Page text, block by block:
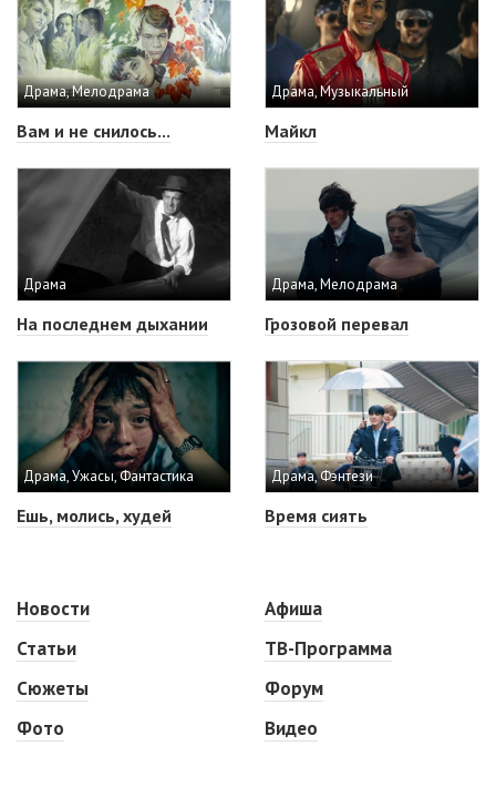
Драма, Мелодрама
Вам и не снилось...
Драма, Музыкальный
Майкл
Драма
На последнем дыхании
Драма, Мелодрама
Грозовой перевал
Драма, Ужасы, Фантастика
Ешь, молись, худей
Драма, Фэнтези
Время сиять
Новости
Статьи
Сюжеты
Фото
Афиша
ТВ-Программа
Форум
Видео